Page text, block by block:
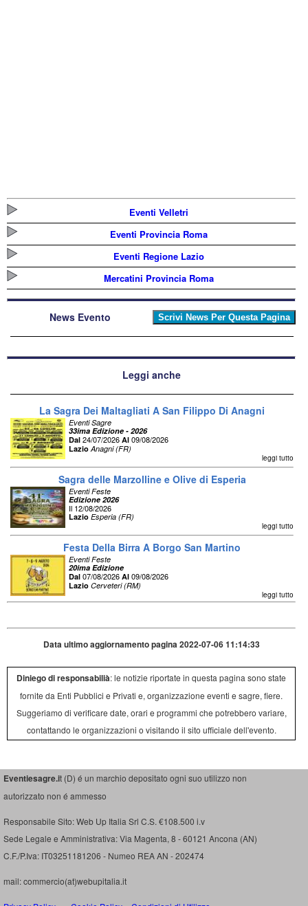
Eventi Velletri
Eventi Provincia Roma
Eventi Regione Lazio
Mercatini Provincia Roma
News Evento
Leggi anche
La Sagra Dei Maltagliati A San Filippo Di Anagni
Eventi Sagre
33ima Edizione - 2026
Dal 24/07/2026 Al 09/08/2026
Lazio Anagni (FR)
leggi tutto
Sagra delle Marzolline e Olive di Esperia
Eventi Feste
Edizione 2026
Il 12/08/2026
Lazio Esperia (FR)
leggi tutto
Festa Della Birra A Borgo San Martino
Eventi Feste
20ima Edizione
Dal 07/08/2026 Al 09/08/2026
Lazio Cerveteri (RM)
leggi tutto
Data ultimo aggiornamento pagina 2022-07-06 11:14:33
Diniego di responsabilià: le notizie riportate in questa pagina sono state
fornite da Enti Pubblici e Privati e, organizzazione eventi e sagre, fiere.
Suggeriamo di verificare date, orari e programmi che potrebbero variare,
contattando le organizzazioni o visitando il sito ufficiale dell'evento.
Eventiesagre.it (D) é un marchio depositato ogni suo utilizzo non
autorizzato non é ammesso
Responsabile Sito: Web Up Italia Srl C.S. €108.500 i.v
Sede Legale e Amministrativa: Via Magenta, 8 - 60121 Ancona (AN)
C.F./P.Iva: IT03251181206 - Numeo REA AN - 202474
mail: commercio(at)webupitalia.it